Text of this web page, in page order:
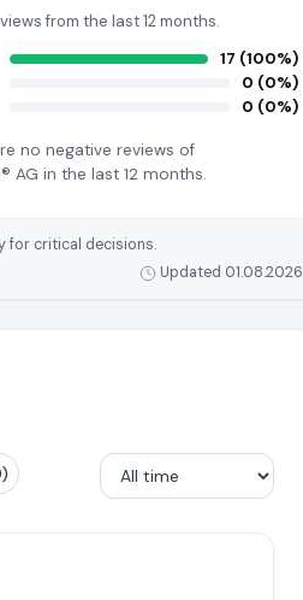
from the last 12 months.
17 (100%)
0 (0%)
0 (0%)
no negative reviews of
AG in the last 12 months.
for critical decisions.
Updated 01.08.2026